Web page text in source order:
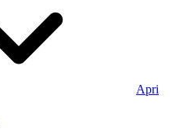
Apri